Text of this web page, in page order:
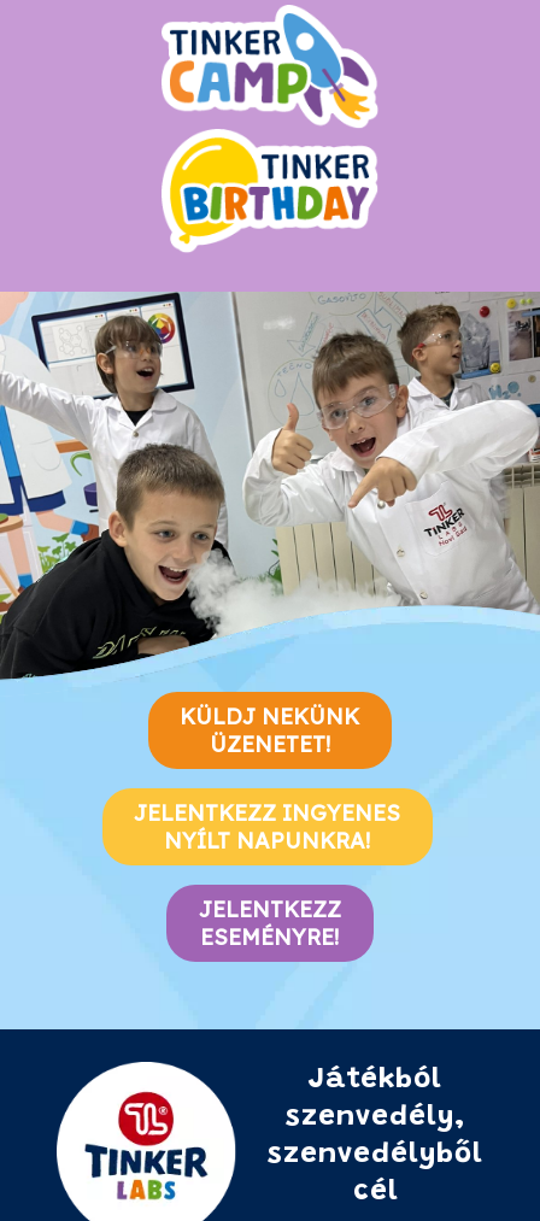
KÜLDJ NEKÜNK
ÜZENETET!
JELENTKEZZ INGYENES
NYÍLT NAPUNKRA!
JELENTKEZZ
ESEMÉNYRE!
Játékból
szenvedély,
szenvedélyből
cél